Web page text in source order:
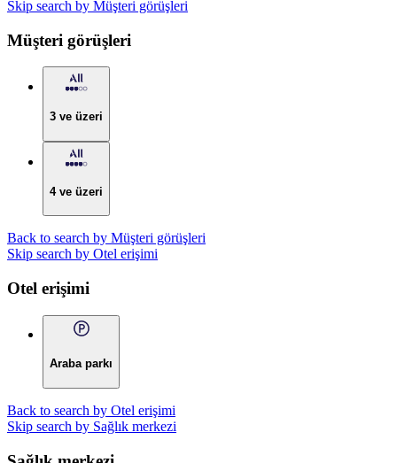
Skip search by Müşteri görüşleri
Müşteri görüşleri
3 ve üzeri
4 ve üzeri
Back to search by Müşteri görüşleri
Skip search by Otel erişimi
Otel erişimi
Araba parkı
Back to search by Otel erişimi
Skip search by Sağlık merkezi